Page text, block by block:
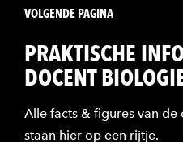
VOLGENDE PAGINA
PRAKTISCHE
DOCENT
Alle facts & figures van
staan hier op een rijtje.